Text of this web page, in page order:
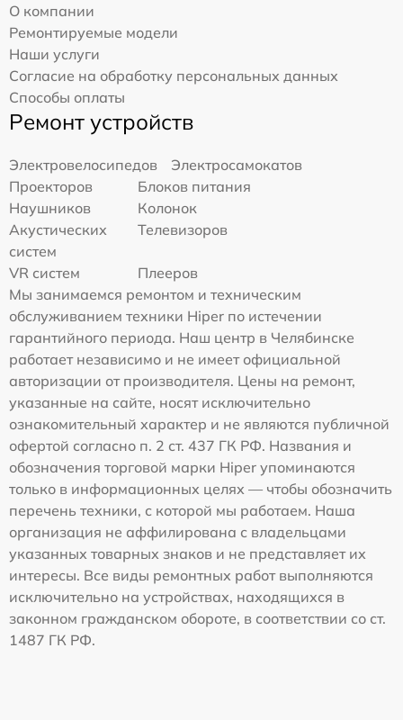
О компании
Ремонтируемые модели
Наши услуги
Согласие на обработку персональных данных
Способы оплаты
Ремонт устройств
Электровелосипедов
Электросамокатов
Проекторов
Блоков питания
Наушников
Колонок
Акустических
систем
Телевизоров
VR систем
Плееров
Мы занимаемся ремонтом и техническим
обслуживанием техники Hiper по истечении
гарантийного периода. Наш центр в Челябинске
работает независимо и не имеет официальной
авторизации от производителя. Цены на ремонт,
указанные на сайте, носят исключительно
ознакомительный характер и не являются публичной
офертой согласно п. 2 ст. 437 ГК РФ. Названия и
обозначения торговой марки Hiper упоминаются
только в информационных целях — чтобы обозначить
перечень техники, с которой мы работаем. Наша
организация не аффилирована с владельцами
указанных товарных знаков и не представляет их
интересы. Все виды ремонтных работ выполняются
исключительно на устройствах, находящихся в
законном гражданском обороте, в соответствии со ст.
1487 ГК РФ.